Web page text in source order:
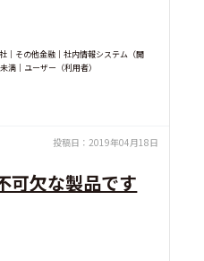
｜その他金融｜社内情報システム（開
満｜ユーザー（利用者）
投稿日： 2019年04月18日
可欠な製品です